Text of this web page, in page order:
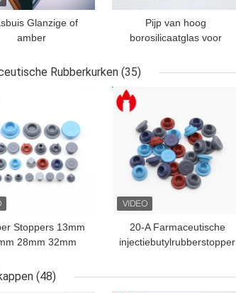
Glanzige of
amber
Pijp van hoog
borosilicaatglas voor
Rubberkurken (35)
Stoppers 13mm
28mm 32mm
Stopper
PRIJS
20-A Farmaceutische
injectiebutylrubberstopper
BESTE PRIJS
(48)